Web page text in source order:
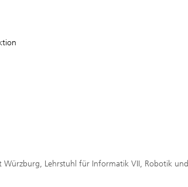
Würzburg, Lehrstuhl für Informatik VII, Robotik und